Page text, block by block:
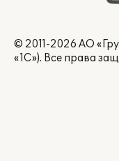
© 2011-2026 АО
«1С»). Все права